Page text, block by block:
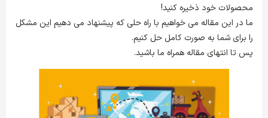
محصولات خود ذخیره کنید!
ما در این مقاله می خواهیم با راه حلی که پیشنهاد می دهیم این مشکل
را برای شما به صورت کامل حل کنیم.
پس تا انتهای مقاله همراه ما باشید.